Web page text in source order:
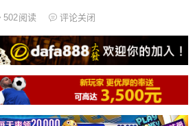
502阅读 评论关闭